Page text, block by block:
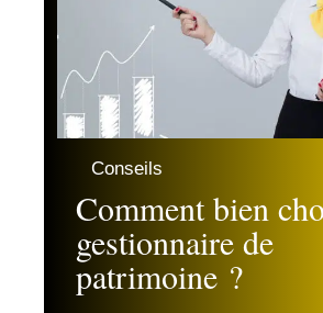
Conseils
Comment bien
gestionnaire de
patrimoine ?